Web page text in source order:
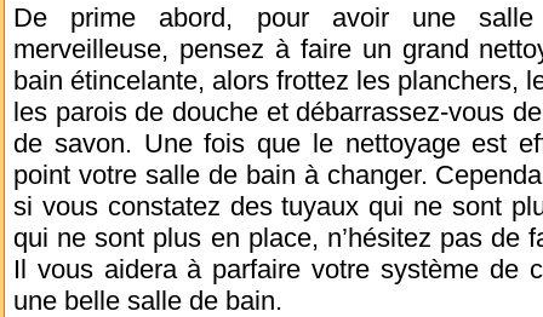
De prime abord, pour avoir une
merveilleuse, pensez à faire un grand
bain étincelante, alors frottez les planchers,
les parois de douche et débarrassez-vous
de savon. Une fois que le nettoyage est
point votre salle de bain à changer.
si vous constatez des tuyaux qui ne sont
qui ne sont plus en place, n’hésitez pas de
Il vous aidera à parfaire votre système de
une belle salle de bain.